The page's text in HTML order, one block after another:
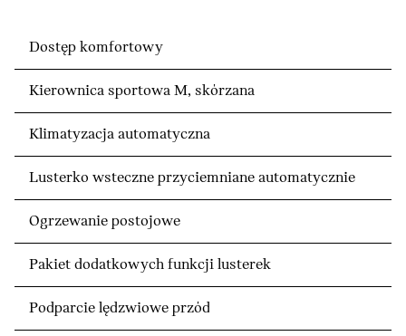
Dostęp komfortowy
Kierownica sportowa M, skórzana
Klimatyzacja automatyczna
Lusterko wsteczne przyciemniane automatycznie
Ogrzewanie postojowe
Pakiet dodatkowych funkcji lusterek
Podparcie lędzwiowe przód